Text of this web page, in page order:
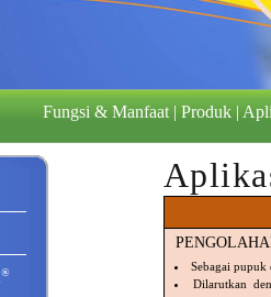
Fungsi & Manfaat | Produk |
®
Sebagai pupuk
Dilarutkan